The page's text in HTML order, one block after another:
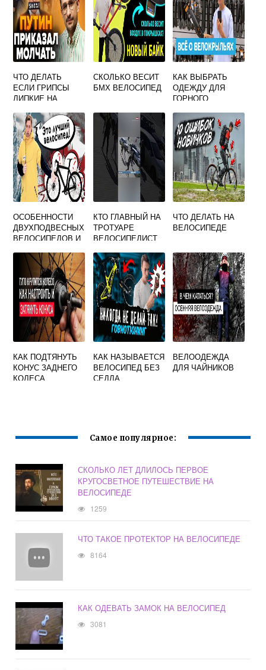
ЧТО ДЕЛАТЬ
ЕСЛИ ГРИПСЫ
ЛИПКИЕ НА
СКОЛЬКО ВЕСИТ
БМХ ВЕЛОСИПЕД
КАК ВЫБРАТЬ
ОДЕЖДУ ДЛЯ
ГОРНОГО
ОСОБЕННОСТИ
ДВУХПОДВЕСНЫХ
ВЕЛОСИПЕДОВ И
ДЛЯ НИХ
КТО ГЛАВНЫЙ НА
ТРОТУАРЕ
ВЕЛОСИПЕДИСТ
ЧТО ДЕЛАТЬ НА
ВЕЛОСИПЕДЕ
КАК ПОДТЯНУТЬ
КОНУС ЗАДНЕГО
КОЛЕСА
КАК НАЗЫВАЕТСЯ
ВЕЛОСИПЕД БЕЗ
СЕДЛА
ВЕЛООДЕЖДА
ДЛЯ ЧАЙНИКОВ
Самое популярное:
СКОЛЬКО ЛЕТ ДЛИЛОСЬ ПЕРВОЕ
КРУГОСВЕТНОЕ ПУТЕШЕСТВИЕ НА
ВЕЛОСИПЕДЕ
1259
ЧТО ТАКОЕ ПРОТЕКТОР НА ВЕЛОСИПЕДЕ
8164
КАК ОДЕВАТЬ ЗАМОК НА ВЕЛОСИПЕД
3081